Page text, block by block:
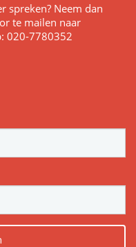
spreken? Neem dan
te mailen naar
020-7780352